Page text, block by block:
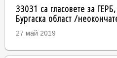
33031 са гласовете за
Бургаска област /
27 май 2019